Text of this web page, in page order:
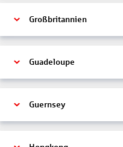
Großbritannien
Guadeloupe
Guernsey